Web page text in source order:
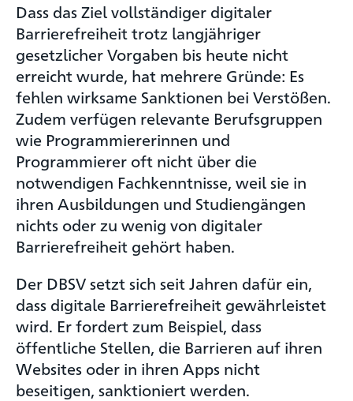
Dass das Ziel vollständiger digitaler
Barrierefreiheit trotz langjähriger
gesetzlicher Vorgaben bis heute nicht
erreicht wurde, hat mehrere Gründe: Es
fehlen wirksame Sanktionen bei Verstößen.
Zudem verfügen relevante Berufsgruppen
wie Programmiererinnen und
Programmierer oft nicht über die
notwendigen Fachkenntnisse, weil sie in
ihren Ausbildungen und Studiengängen
nichts oder zu wenig von digitaler
Barrierefreiheit gehört haben.
Der DBSV setzt sich seit Jahren dafür ein,
dass digitale Barrierefreiheit gewährleistet
wird. Er fordert zum Beispiel, dass
öffentliche Stellen, die Barrieren auf ihren
Websites oder in ihren Apps nicht
beseitigen, sanktioniert werden.